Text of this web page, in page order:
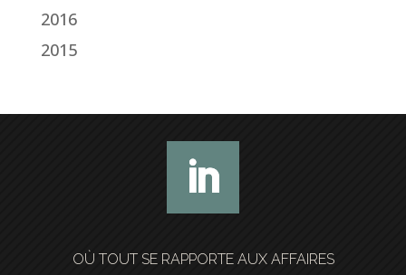
2016
2015
OÙ TOUT SE RAPPORTE AUX AFFAIRES